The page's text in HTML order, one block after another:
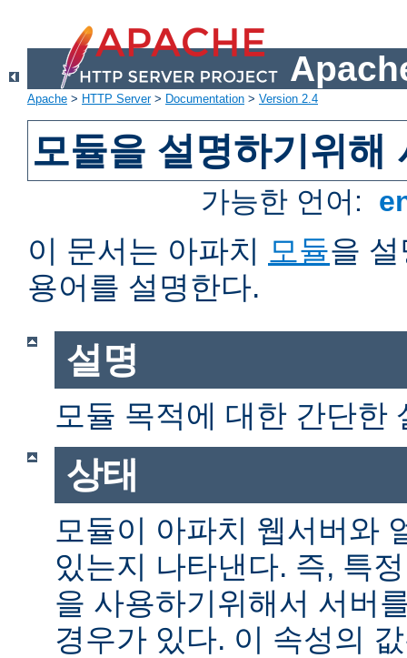
Apache > HTTP Server> Documentation > Version 2.4
모듈을 설명하기위해
가능한 언어:
이 문서는 아파치 모듈을
용어를 설명한다.
설명
모듈 목적에 대한 간단한
상태
모듈이 아파치 웹서버와
있는지 나타낸다. 즉, 특
을 사용하기위해서 서버
경우가 있다. 이 속성의